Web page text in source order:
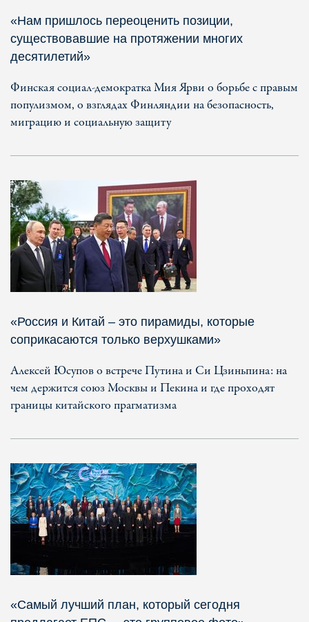
«Нам пришлось переоценить позиции,
существовавшие на протяжении многих
десятилетий»
Финская социал-демократка Мия Ярви о борьбе с правым
популизмом, о взглядах Финляндии на безопасность,
миграцию и социальную защиту
«Россия и Китай – это пирамиды, которые
соприкасаются только верхушками»
Алексей Юсупов о встрече Путина и Си Цзиньпина: на
чем держится союз Москвы и Пекина и где проходят
границы китайского прагматизма
«Самый лучший план, который сегодня